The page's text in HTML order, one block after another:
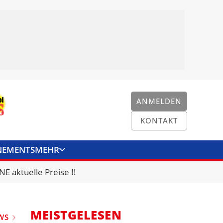
ANMELDEN
KONTAKT
MEHR
KONTAKT
aktuelle Preise !!
MEISTGELESEN